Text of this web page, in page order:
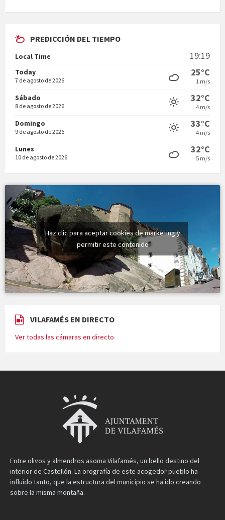
En Bum
Vermuts a la Font. Hit parit
PREDICCIÓN DEL TIEMPO
Local Time 19:19
Today
7 de agosto de 2026
25°C
1 m/s
Sábado
8 de agosto de 2026
32°C
4 m/s
Domingo
9 de agosto de 2026
33°C
4 m/s
Lunes
10 de agosto de 2026
32°C
5 m/s
Haz clic para aceptar cookies de marketing y
permitir este contenido
VILAFAMÉS EN DIRECTO
Ver todas las cámaras en directo
Entre olivos y almendros asoma Vilafamés, un bello destino del
interior de Castellón. La orografía de este acogedor pueblo ha
influido tanto, que la estructura del municipio se ha ido creando
sobre la misma montaña.